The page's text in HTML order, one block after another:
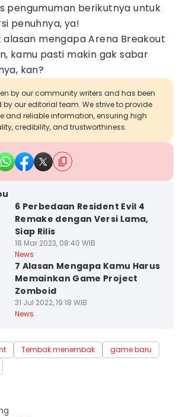
pengumuman berikutnya untuk
penuhnya, ya!
alasan mengapa Arena Breakout
kamu pasti makin gak sabar
kan?
by our community writers and has been
by our editorial team. We strive to provide
and reliable information, ensuring high
credibility, and trustworthiness.
6 Perbedaan Resident Evil 4
Remake dengan Versi Lama,
Siap Rilis
18 Mar 2023, 08:40 WIB
News
7 Alasan Mengapa Kamu Harus
Memainkan Game Project
Zomboid
31 Jul 2022, 19:18 WIB
News
Tembak menembak
game baru